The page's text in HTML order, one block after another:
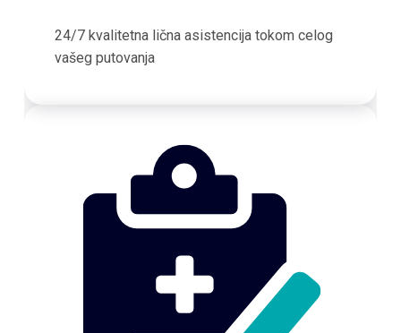
24/7 kvalitetna lična asistencija tokom celog
vašeg putovanja